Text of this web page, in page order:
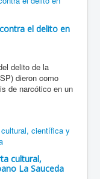
el delito en
delito de la
dieron como
de narcótico en un
cultural,
La Sauceda